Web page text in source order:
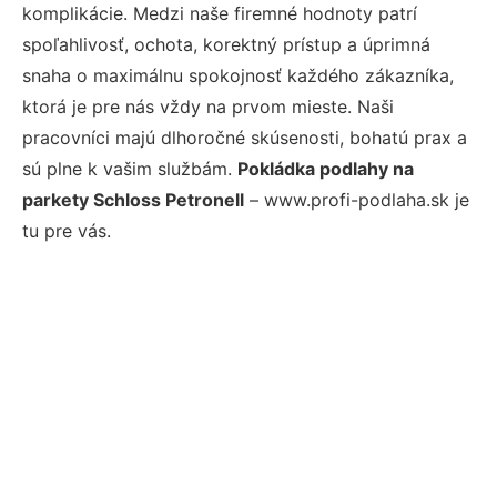
komplikácie. Medzi naše firemné hodnoty patrí
spoľahlivosť, ochota, korektný prístup a úprimná
snaha o maximálnu spokojnosť každého zákazníka,
ktorá je pre nás vždy na prvom mieste. Naši
pracovníci majú dlhoročné skúsenosti, bohatú prax a
sú plne k vašim službám. Pokládka podlahy na
parkety Schloss Petronell – www.profi-podlaha.sk je
tu pre vás.